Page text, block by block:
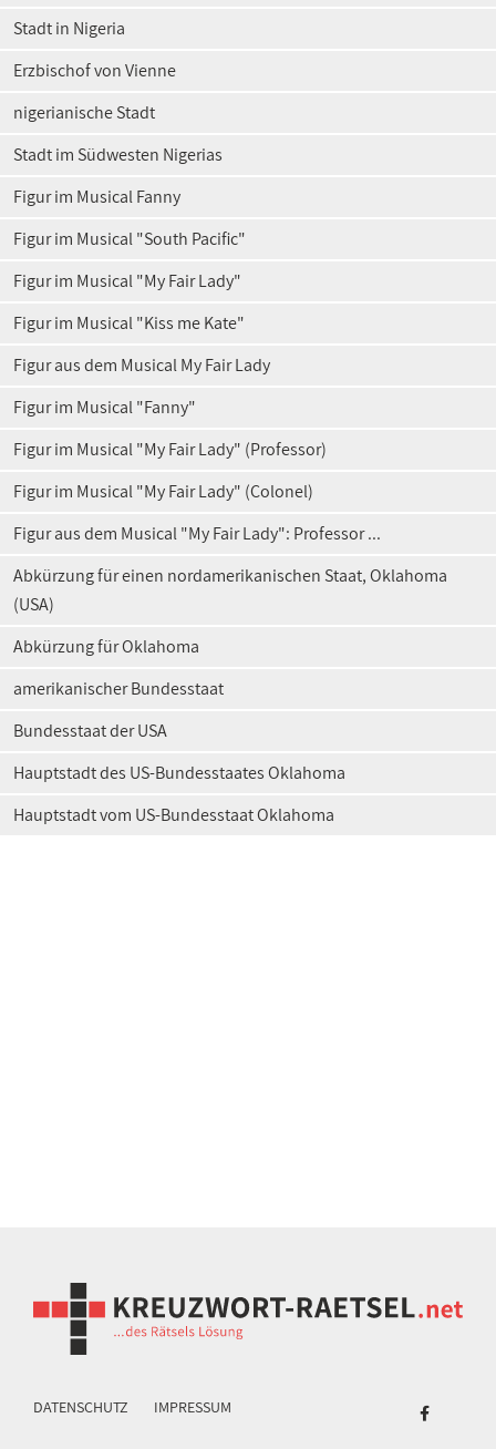
Stadt in Nigeria
Erzbischof von Vienne
nigerianische Stadt
Stadt im Südwesten Nigerias
Figur im Musical Fanny
Figur im Musical "South Pacific"
Figur im Musical "My Fair Lady"
Figur im Musical "Kiss me Kate"
Figur aus dem Musical My Fair Lady
Figur im Musical "Fanny"
Figur im Musical "My Fair Lady" (Professor)
Figur im Musical "My Fair Lady" (Colonel)
Figur aus dem Musical "My Fair Lady": Professor ...
Abkürzung für einen nordamerikanischen Staat, Oklahoma
(USA)
Abkürzung für Oklahoma
amerikanischer Bundesstaat
Bundesstaat der USA
Hauptstadt des US-Bundesstaates Oklahoma
Hauptstadt vom US-Bundesstaat Oklahoma
DATENSCHUTZ IMPRESSUM